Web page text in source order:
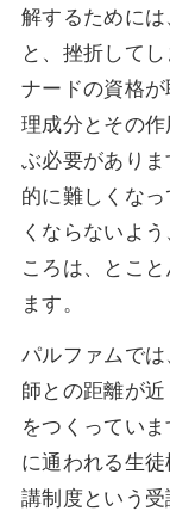
解するために
と、挫折して
ナードの資格
理成分とその
ぶ必要があり
的に難しくな
くならないよ
ころは、とこ
ます。
パルファムで
師との距離が
をつくってい
に通われる生
講制度という